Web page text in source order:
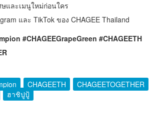
และเมนูใหม่ก่อนใคร
และ TikTok ของ CHAGEE Thailand
#CHAGEEGrapeGreen #CHAGEETH
CHAGEETH
CHAGEETOGETHER
ฮาชิปูปู้